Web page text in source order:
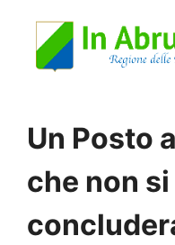
Un Posto
che non si